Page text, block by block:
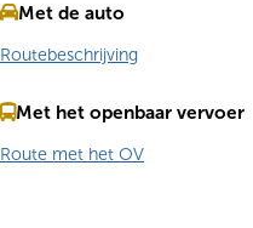
Met de auto
Routebeschrijving
Met het openbaar vervoer
Route met het OV